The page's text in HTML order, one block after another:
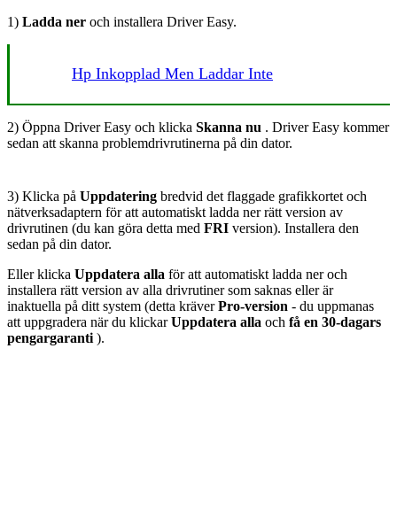
1) Ladda ner och installera Driver Easy.
Hp Inkopplad Men Laddar Inte
2) Öppna Driver Easy och klicka Skanna nu . Driver Easy kommer
sedan att skanna problemdrivrutinerna på din dator.
3) Klicka på Uppdatering bredvid det flaggade grafikkortet och
nätverksadaptern för att automatiskt ladda ner rätt version av
drivrutinen (du kan göra detta med FRI version). Installera den
sedan på din dator.
Eller klicka Uppdatera alla för att automatiskt ladda ner och
installera rätt version av alla drivrutiner som saknas eller är
inaktuella på ditt system (detta kräverPro-version - du uppmanas
att uppgradera när du klickarUppdatera alla och få en 30-dagars
pengargaranti ).